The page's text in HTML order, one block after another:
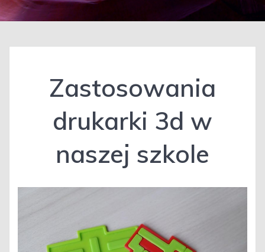
Zastosowania
drukarki 3d w
naszej szkole